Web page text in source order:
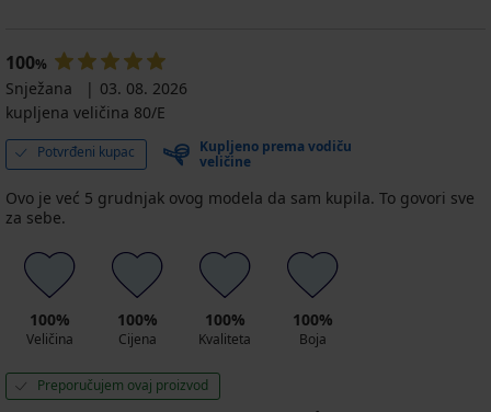
100%
Snježana
03. 08. 2026
kupljena veličina 80/E
Potvrđeni kupac
Kupljeno prema vodiču
veličine
Ovo je već 5 grudnjak ovog modela da sam kupila. To govori sve
za sebe.
100%
Veličina
100%
Cijena
100%
Kvaliteta
100%
Boja
Preporučujem ovaj proizvod